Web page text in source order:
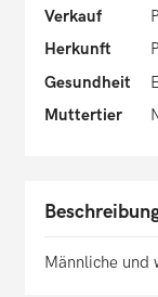
Verkauf
Herkunft
Gesundheit
Muttertier
Männliche und